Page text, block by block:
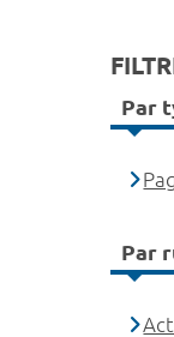
Par
Par